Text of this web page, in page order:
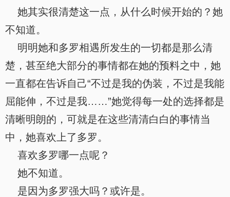
她其实很清楚这一点，从什么时候开始的？她
不知道。
明明她和多罗相遇所发生的一切都是那么清
楚，甚至绝大部分的事情都在她的预料之中，她
一直都在告诉自己“不过是我的伪装，不过是我能
屈能伸，不过是我……”她觉得每一处的选择都是
清晰明朗的，可就是在这些清清白白的事情当
中，她喜欢上了多罗。
喜欢多罗哪一点呢？
她不知道。
是因为多罗强大吗？或许是。